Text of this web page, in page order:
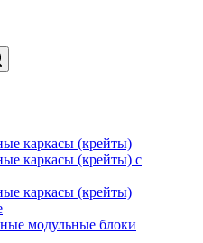
каркасы (крейты)
каркасы (крейты) с
каркасы (крейты)
модульные блоки